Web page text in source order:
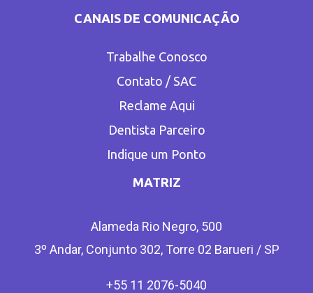
CANAIS DE COMUNICAÇÃO
Trabalhe Conosco
Contato / SAC
Reclame Aqui
Dentista Parceiro
Indique um Ponto
MATRIZ
Alameda Rio Negro, 500
3º Andar, Conjunto 302, Torre 02 Barueri / SP
+55 11 2076-5040